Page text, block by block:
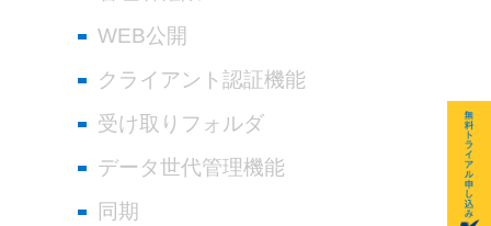
WEB公開
クライアント認証機能
受け取りフォルダ
データ世代管理機能
同期